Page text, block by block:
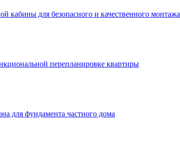
кабины для безопасного и качественного монтажа
перепланировке квартиры
для фундамента частного дома